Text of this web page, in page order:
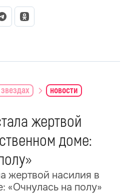
новости
жертвой
доме:
жертвой насилия в
«Очнулась на полу»